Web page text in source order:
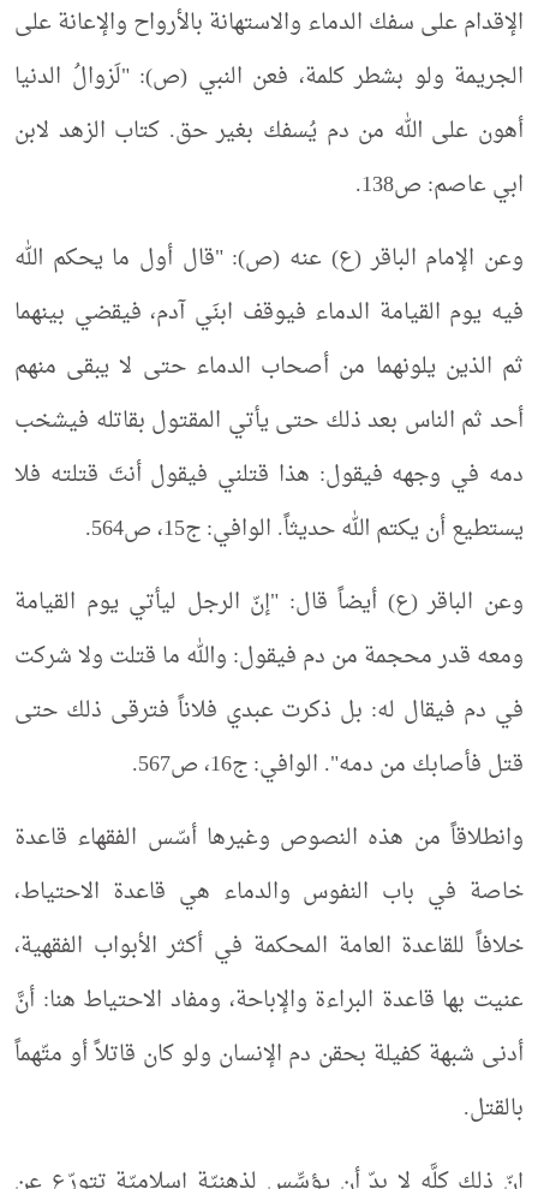
الإقدام على سفك الدماء والاستهانة بالأرواح والإعانة على
الجريمة ولو بشطر كلمة، فعن النبي (ص): "لَزوالُ الدنيا
أهون على الله من دم يُسفك بغير حق. كتاب الزهد لابن
ابي عاصم: ص138.
وعن الإمام الباقر (ع) عنه (ص): "قال أول ما يحكم الله
فيه يوم القيامة الدماء فيوقف ابنَي آدم، فيقضي بينهما
ثم الذين يلونهما من أصحاب الدماء حتى لا يبقى منهم
أحد ثم الناس بعد ذلك حتى يأتي المقتول بقاتله فيشخب
دمه في وجهه فيقول: هذا قتلني فيقول أنتَ قتلته فلا
يستطيع أن يكتم الله حديثاً. الوافي: ج15، ص564.
وعن الباقر (ع) أيضاً قال: "إنّ الرجل ليأتي يوم القيامة
ومعه قدر محجمة من دم فيقول: والله ما قتلت ولا شركت
في دم فيقال له: بل ذكرت عبدي فلاناً فترقى ذلك حتى
قتل فأصابك من دمه". الوافي: ج16، ص567.
وانطلاقاً من هذه النصوص وغيرها أسّس الفقهاء قاعدة
خاصة في باب النفوس والدماء هي قاعدة الاحتياط،
خلافاً للقاعدة العامة المحكمة في أكثر الأبواب الفقهية،
عنيت بها قاعدة البراءة والإباحة، ومفاد الاحتياط هنا: أنَّ
أدنى شبهة كفيلة بحقن دم الإنسان ولو كان قاتلاً أو متّهماً
بالقتل.